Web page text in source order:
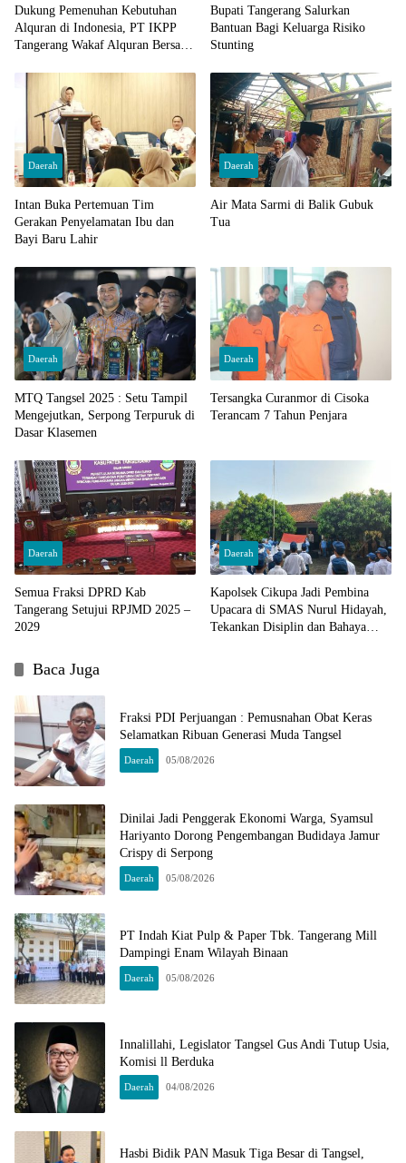
Dukung Pemenuhan Kebutuhan
Alquran di Indonesia, PT IKPP
Tangerang Wakaf Alquran Bersama
Bupati Tangerang Salurkan
Bantuan Bagi Keluarga Risiko
Stunting
Daerah
Intan Buka Pertemuan Tim
Gerakan Penyelamatan Ibu dan
Bayi Baru Lahir
Daerah
Air Mata Sarmi di Balik Gubuk
Tua
Daerah
MTQ Tangsel 2025 : Setu Tampil
Mengejutkan, Serpong Terpuruk di
Dasar Klasemen
Daerah
Tersangka Curanmor di Cisoka
Terancam 7 Tahun Penjara
Daerah
Semua Fraksi DPRD Kab
Tangerang Setujui RPJMD 2025 –
2029
Daerah
Kapolsek Cikupa Jadi Pembina
Upacara di SMAS Nurul Hidayah,
Tekankan Disiplin dan Bahaya
Baca Juga
Fraksi PDI Perjuangan : Pemusnahan Obat Keras
Selamatkan Ribuan Generasi Muda Tangsel
Daerah 05/08/2026
Dinilai Jadi Penggerak Ekonomi Warga, Syamsul
Hariyanto Dorong Pengembangan Budidaya Jamur
Crispy di Serpong
Daerah 05/08/2026
PT Indah Kiat Pulp & Paper Tbk. Tangerang Mill
Dampingi Enam Wilayah Binaan
Daerah 05/08/2026
Innalillahi, Legislator Tangsel Gus Andi Tutup Usia,
Komisi ll Berduka
Daerah 04/08/2026
Hasbi Bidik PAN Masuk Tiga Besar di Tangsel,